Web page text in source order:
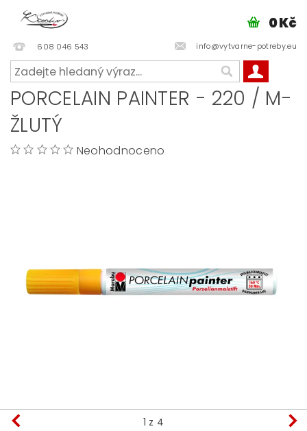
608 046 543 info@vytvarne-potreby.eu
0 Kč
PORCELAIN PAINTER - 220 / M-
ŽLUTÝ
Neohodnoceno
1 z 4